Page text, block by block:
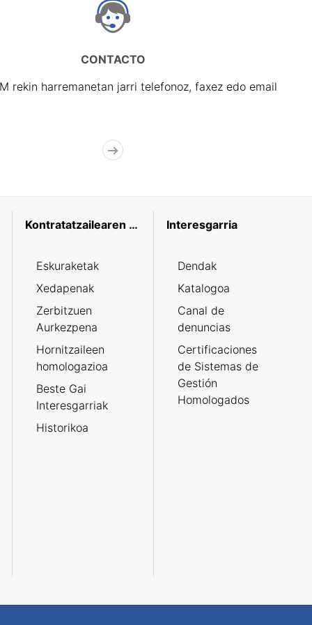
CONTACTO
rekin harremanetan jarri telefonoz, faxez edo email
Kontratatzailearen profila
Eskuraketak
Xedapenak
Zerbitzuen
Aurkezpena
Hornitzaileen
homologazioa
Beste Gai
Interesgarriak
Historikoa
Interesgarria
Dendak
Katalogoa
Canal de
denuncias
Certificaciones
de Sistemas de
Gestión
Homologados